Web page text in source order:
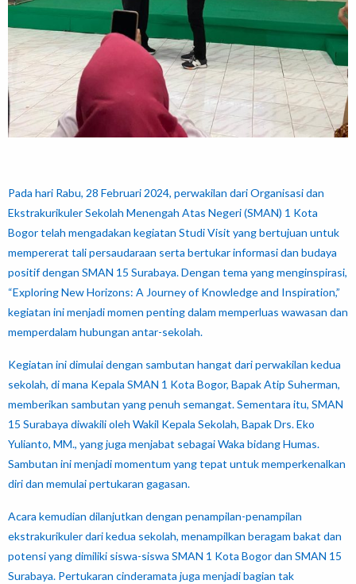
Pada hari Rabu, 28 Februari 2024, perwakilan dari Organisasi dan
Ekstrakurikuler Sekolah Menengah Atas Negeri (SMAN) 1 Kota
Bogor telah mengadakan kegiatan Studi Visit yang bertujuan untuk
mempererat tali persaudaraan serta bertukar informasi dan budaya
positif dengan SMAN 15 Surabaya. Dengan tema yang menginspirasi,
“Exploring New Horizons: A Journey of Knowledge and Inspiration,”
kegiatan ini menjadi momen penting dalam memperluas wawasan dan
memperdalam hubungan antar-sekolah.
Kegiatan ini dimulai dengan sambutan hangat dari perwakilan kedua
sekolah, di mana Kepala SMAN 1 Kota Bogor, Bapak Atip Suherman,
memberikan sambutan yang penuh semangat. Sementara itu, SMAN
15 Surabaya diwakili oleh Wakil Kepala Sekolah, Bapak Drs. Eko
Yulianto, MM., yang juga menjabat sebagai Waka bidang Humas.
Sambutan ini menjadi momentum yang tepat untuk memperkenalkan
diri dan memulai pertukaran gagasan.
Acara kemudian dilanjutkan dengan penampilan-penampilan
ekstrakurikuler dari kedua sekolah, menampilkan beragam bakat dan
potensi yang dimiliki siswa-siswa SMAN 1 Kota Bogor dan SMAN 15
Surabaya. Pertukaran cinderamata juga menjadi bagian tak